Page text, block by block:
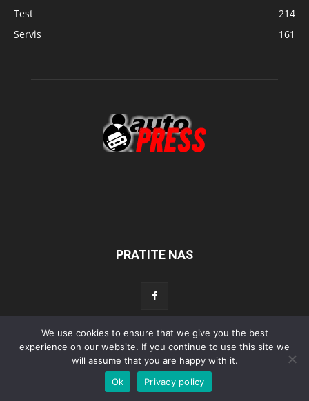
Test
214
Servis
161
PRATITE NAS
Početna Aktualno Test Tehnika Servis Tuning
Sport
Lifestyle
Povijest
© Autopress - Sva prava pridržana.
We use cookies to ensure that we give you the best
experience on our website. If you continue to use this site we
will assume that you are happy with it.
Ok
Privacy policy